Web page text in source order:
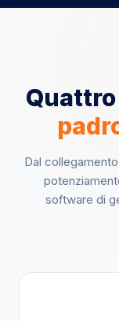
Dal
software di